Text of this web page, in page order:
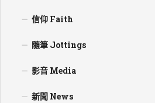
信仰 Faith
隨筆 Jottings
影音 Media
新聞 News